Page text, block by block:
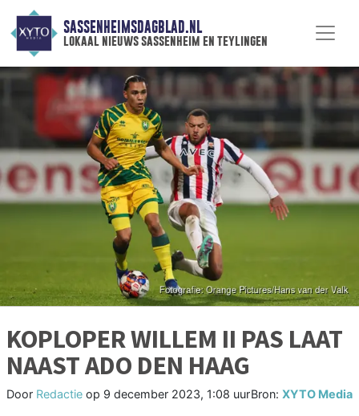
SASSENHEIMSDAGBLAD.NL
lokaal nieuws sassenheim en teylingen
KOPLOPER WILLEM II PAS LAAT
NAAST ADO DEN HAAG
Door Redactie op 9 december 2023, 1:08 uurBron: XYTO Media